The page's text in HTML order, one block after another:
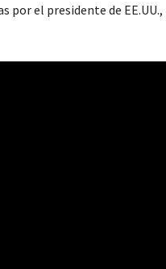
por el presidente de